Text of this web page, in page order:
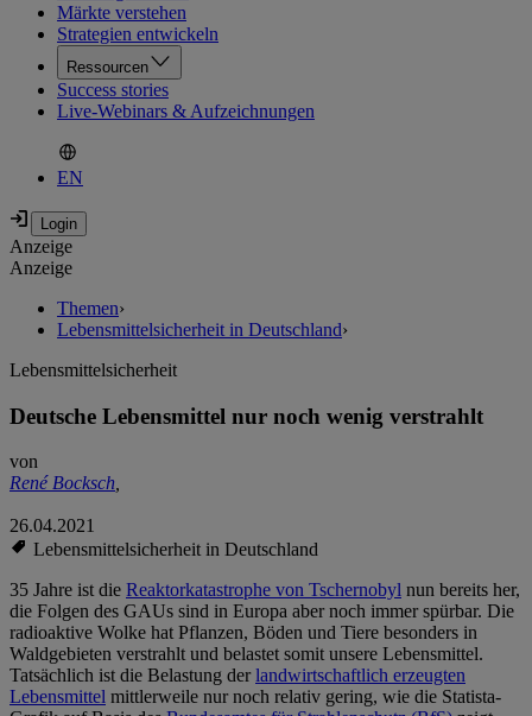
Märkte verstehen
Strategien entwickeln
Ressourcen
Success stories
Live-Webinars & Aufzeichnungen
EN
Anzeige
Anzeige
Themen›
Lebensmittelsicherheit in Deutschland›
Lebensmittelsicherheit
Deutsche Lebensmittel nur noch wenig verstrahlt
von
René Bocksch,
26.04.2021
Lebensmittelsicherheit in Deutschland
35 Jahre ist die Reaktorkatastrophe von Tschernobyl nun bereits her,
die Folgen des GAUs sind in Europa aber noch immer spürbar. Die
radioaktive Wolke hat Pflanzen, Böden und Tiere besonders in
Waldgebieten verstrahlt und belastet somit unsere Lebensmittel.
Tatsächlich ist die Belastung derlandwirtschaftlich erzeugten
Lebensmittel mittlerweile nur noch relativ gering, wie die Statista-